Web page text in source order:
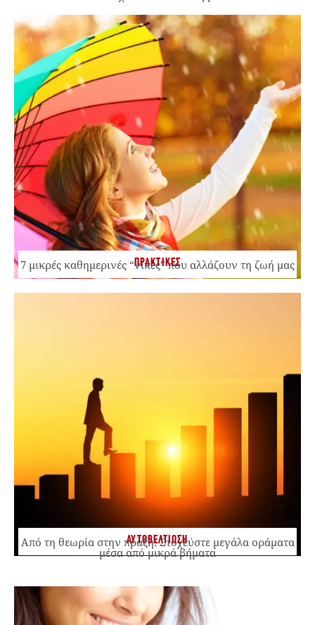
ΠΡΑΚΤΙΚΕΣ
7 μικρές καθημερινές “νίκες” που αλλάζουν τη ζωή μας
ΑΥΤΟΒΕΛΤΙΩΣΗ
Από τη θεωρία στην πράξη: Στοχεύστε μεγάλα οράματα
μέσα από μικρά βήματα